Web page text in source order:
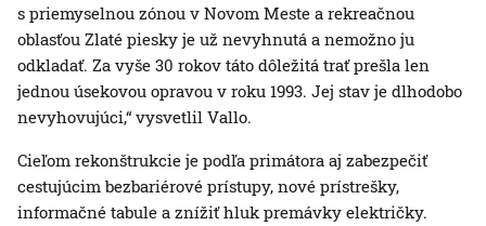
s priemyselnou zónou v Novom Meste a rekreačnou
oblasťou Zlaté piesky je už nevyhnutá a nemožno ju
odkladať. Za vyše 30 rokov táto dôležitá trať prešla len
jednou úsekovou opravou v roku 1993. Jej stav je dlhodobo
nevyhovujúci,“ vysvetlil Vallo.
Cieľom rekonštrukcie je podľa primátora aj zabezpečiť
cestujúcim bezbariérové prístupy, nové prístrešky,
informačné tabule a znížiť hluk premávky električky.